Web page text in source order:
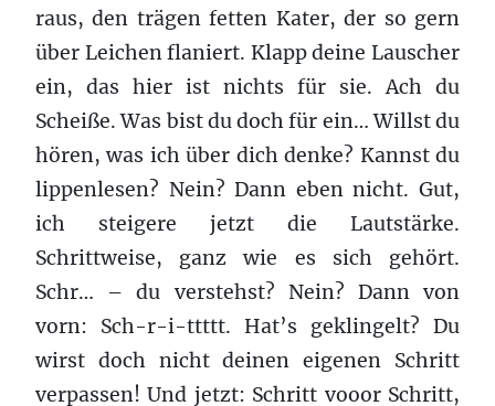
raus, den trägen fetten Kater, der so gern
über Leichen flaniert. Klapp deine Lauscher
ein, das hier ist nichts für sie. Ach du
Scheiße. Was bist du doch für ein… Willst du
hören, was ich über dich denke? Kannst du
lippenlesen? Nein? Dann eben nicht. Gut,
ich steigere jetzt die Lautstärke.
Schrittweise, ganz wie es sich gehört.
Schr… – du verstehst? Nein? Dann von
vorn: Sch-r-i-ttttt. Hat’s geklingelt? Du
wirst doch nicht deinen eigenen Schritt
verpassen! Und jetzt: Schritt vooor Schritt,